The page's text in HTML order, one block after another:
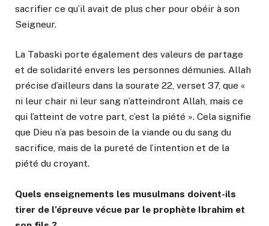
sacrifier ce qu’il avait de plus cher pour obéir à son
Seigneur.
La Tabaski porte également des valeurs de partage
et de solidarité envers les personnes démunies. Allah
précise d’ailleurs dans la sourate 22, verset 37, que «
ni leur chair ni leur sang n’atteindront Allah, mais ce
qui l’atteint de votre part, c’est la piété ». Cela signifie
que Dieu n’a pas besoin de la viande ou du sang du
sacrifice, mais de la pureté de l’intention et de la
piété du croyant.
Quels enseignements les musulmans doivent-ils
tirer de l’épreuve vécue par le prophète Ibrahim et